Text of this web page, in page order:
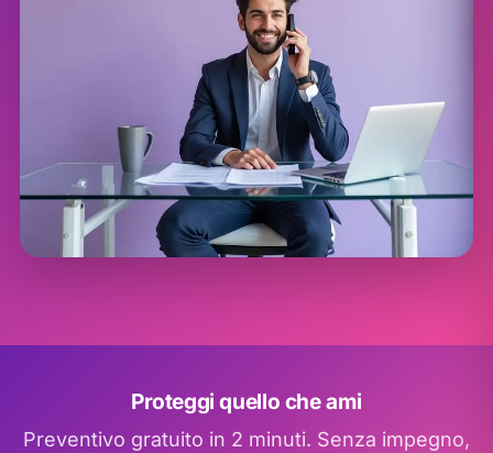
Proteggi quello che ami
Preventivo gratuito in 2 minuti. Senza impegno,